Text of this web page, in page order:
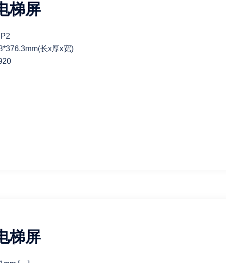
梯屏
长x厚x宽)
梯屏